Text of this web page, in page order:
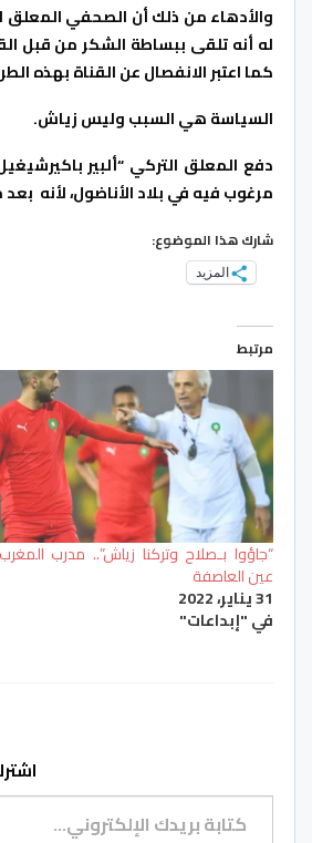
والأدهاء من ذلك أن الصحفي
كما اعتبر الانفصال عن القناة بهذه
السياسة هي السبب وليس زياش.
دفع المعلق التركي “ألبير
مرغوب فيه في بلاد الأناضول، لأنه
شارك هذا الموضوع:
المزيد
مرتبط
“جاؤوا بـصلاح وتركنا زياش”.. مدرب
عين العاصفة
31 يناير، 2022
في "إبداعات"
كتابة بريدك الإلكتروني...